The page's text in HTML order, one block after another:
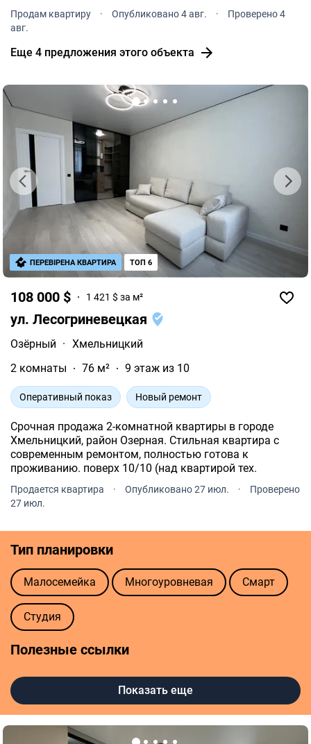
Продам квартиру · Опубликовано 4 авг. ·
Проверено 4
авг.
Еще 4 предложения этого объекта
108 000 $ 1 421 $ за м²
ул. Лесогриневецкая
Озёрный · Хмельницкий
2 комнаты
76 м² 9 этаж из 10
Оперативный показ Новый ремонт
Срочная продажа 2-комнатной квартиры в городе
Хмельницкий, район Озерная. Стильная квартира с
современным ремонтом, полностью готова к
проживанию. поверх 10/10 (над квартирой тех.
Продается квартира · Опубликовано 27 июл. ·
Проверено
27 июл.
ПЕРЕВІРЕНА КВАРТИРА ТОП 6
Тип планировки
Малосемейка Многоуровневая Смарт
Студия
Полезные ссылки
Показать еще